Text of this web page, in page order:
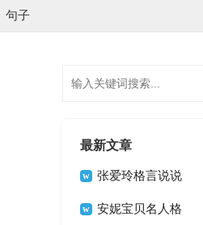
句子
最新文章
张爱玲格言说说
汇总100句精选
安妮宝贝名人格